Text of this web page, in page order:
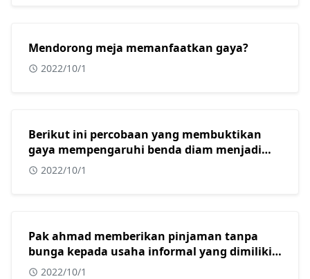
Mendorong meja memanfaatkan gaya?
2022/10/1
Berikut ini percobaan yang membuktikan
gaya mempengaruhi benda diam menjadi
bergerak adalah?
2022/10/1
Pak ahmad memberikan pinjaman tanpa
bunga kepada usaha informal yang dimiliki
oleh beberapa warga muslim di kota
2022/10/1